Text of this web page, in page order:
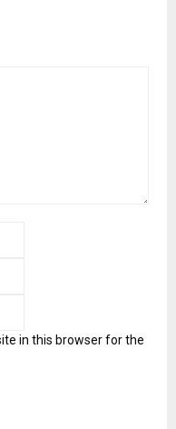
in this browser for the